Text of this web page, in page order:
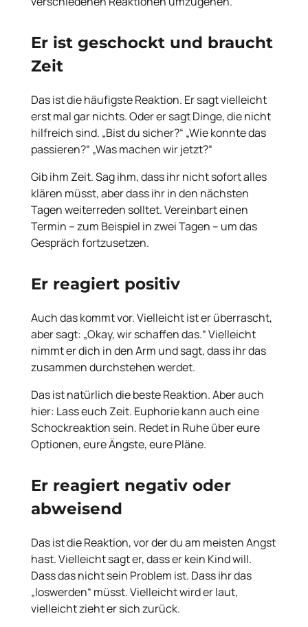
Er ist geschockt und braucht
Zeit
Das ist die häufigste Reaktion. Er sagt vielleicht
erst mal gar nichts. Oder er sagt Dinge, die nicht
hilfreich sind. „Bist du sicher?“ „Wie konnte das
passieren?“ „Was machen wir jetzt?“
Gib ihm Zeit. Sag ihm, dass ihr nicht sofort alles
klären müsst, aber dass ihr in den nächsten
Tagen weiterreden solltet. Vereinbart einen
Termin – zum Beispiel in zwei Tagen – um das
Gespräch fortzusetzen.
Er reagiert positiv
Auch das kommt vor. Vielleicht ist er überrascht,
aber sagt: „Okay, wir schaffen das.“ Vielleicht
nimmt er dich in den Arm und sagt, dass ihr das
zusammen durchstehen werdet.
Das ist natürlich die beste Reaktion. Aber auch
hier: Lass euch Zeit. Euphorie kann auch eine
Schockreaktion sein. Redet in Ruhe über eure
Optionen, eure Ängste, eure Pläne.
Er reagiert negativ oder
abweisend
Das ist die Reaktion, vor der du am meisten Angst
hast. Vielleicht sagt er, dass er kein Kind will.
Dass das nicht sein Problem ist. Dass ihr das
„loswerden“ müsst. Vielleicht wird er laut,
vielleicht zieht er sich zurück.